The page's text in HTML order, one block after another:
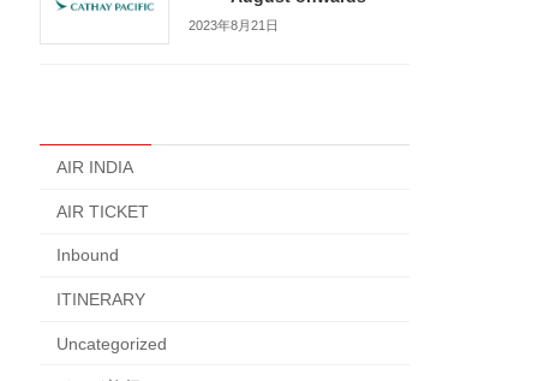
2023年8月21日
AIR INDIA
AIR TICKET
Inbound
ITINERARY
Uncategorized